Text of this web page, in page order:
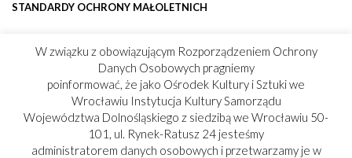
STANDARDY OCHRONY MAŁOLETNICH
W związku z obowiązującym Rozporządzeniem Ochrony
Danych Osobowych pragniemy
poinformować, że jako Ośrodek Kultury i Sztuki we
Wrocławiu Instytucja Kultury Samorządu
Województwa Dolnośląskiego z siedzibą we Wrocławiu 50-
101, ul. Rynek-Ratusz 24 jesteśmy
administratorem danych osobowych i przetwarzamy je w